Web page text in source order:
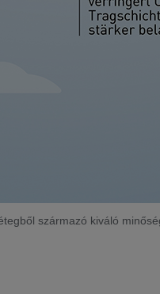
származó kiváló